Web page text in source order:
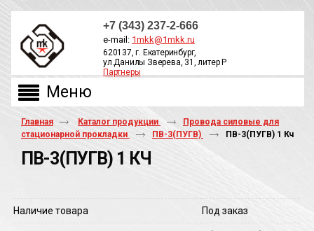
+7 (343) 237-2-666
e-mail: 1mkk@1mkk.ru
620137, г. Екатеринбург,
ул.Данилы Зверева, 31, литер Р
Партнеры
Главная Каталог продукции
Провода силовые для
стационарной прокладки
ПВ-3(ПУГВ) ПВ-3(ПУГВ) 1 Кч
ПВ-3(ПУГВ) 1 КЧ
Наличие товара Под заказ